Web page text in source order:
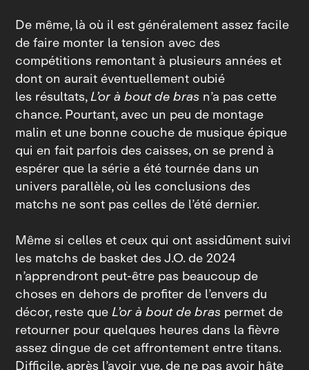
De même, là où il est généralement assez facile
de faire monter la tension avec des
compétitions remontant à plusieurs années et
dont on aurait éventuellement oubié
les résultats,L’or à bout de bras n’a pas cette
chance. Pourtant, avec un peu de montage
malin et une bonne couche de musique épique
qui en fait parfois des caisses, on se prend à
espérer que la série a été tournée dans un
univers parallèle, où les conclusions des
matchs ne sont pas celles de l’été dernier.
Même si celles et ceux qui ont assidûment suivi
les matchs de basket des J.O. de 2024
n’apprendront peut‑être pas beaucoup de
choses en dehors de profiter de l’envers du
décor, reste queL’or à bout de bras permet de
retourner pour quelques heures dans la fièvre
assez dingue de cet affrontement entre titans.
Difficile, après l’avoir vue, de ne pas avoir hâte